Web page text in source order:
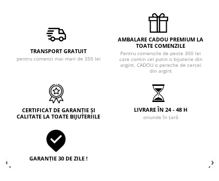
TRANSPORT GRATUIT
pentru comenzi mai mari de 350 lei
AMBALARE CADOU PREMIUM LA
TOATE COMENZILE
Pentru comenzile de peste 300 lei
care contin cel putin o bijuterie din
argint, CADOU o pereche de cercei
din argint
CERTIFICAT DE GARANȚIE ȘI
CALITATE LA TOATE BIJUTERIILE
LIVRARE ÎN 24 - 48 H
oriunde în țară
GARANȚIE 30 DE ZILE !